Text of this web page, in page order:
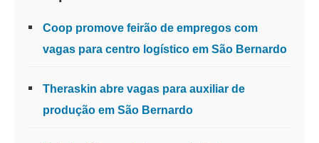
Coop promove feirão de empregos com
vagas para centro logístico em São Bernardo
Theraskin abre vagas para auxiliar de
produção em São Bernardo